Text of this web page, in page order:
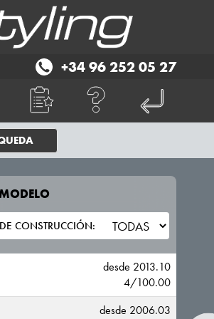
+34 96 252 05 27
desde 2013.10
4/100.00
desde 2006.03